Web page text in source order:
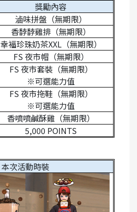
獎勵內容
滷味拼盤（無期限）
香馞馞雞排（無期限）
幸福珍珠奶茶XXL（無期限）
FS夜市帽（無期限）
FS夜市套裝（無期限）
※可選能力值
FS夜市拖鞋（無期限）
※可選能力值
香噴噴鹹酥雞（無期限）
5,000 POINTS
本次活動時裝